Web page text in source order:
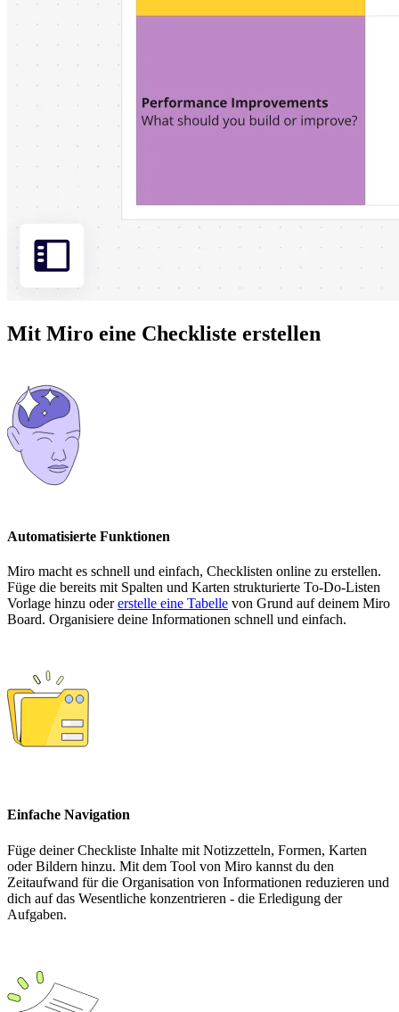
Mit Miro eine Checkliste erstellen
Automatisierte Funktionen
Miro macht es schnell und einfach, Checklisten online zu erstellen.
Füge die bereits mit Spalten und Karten strukturierte To-Do-Listen
Vorlage hinzu odererstelle eine Tabelle von Grund auf deinem Miro
Board. Organisiere deine Informationen schnell und einfach.
Einfache Navigation
Füge deiner Checkliste Inhalte mit Notizzetteln, Formen, Karten
oder Bildern hinzu. Mit dem Tool von Miro kannst du den
Zeitaufwand für die Organisation von Informationen reduzieren und
dich auf das Wesentliche konzentrieren - die Erledigung der
Aufgaben.